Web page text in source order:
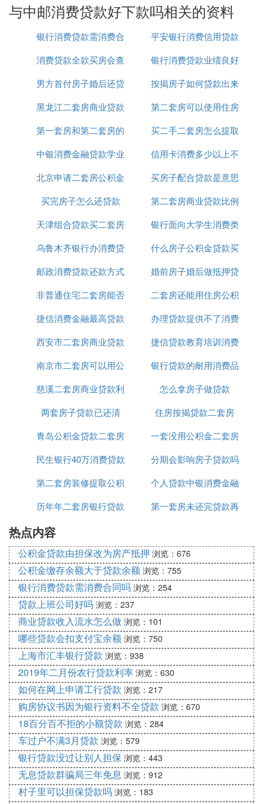
中邮贷款相对较好申请。其申请条件主要如下：
一、申请门槛较低
中邮贷款作为中邮消费金融公司旗下的网贷类贷
更多用户，包括一些资质不太好的申请者或在校
大学生。
二、所需申请资料简单
无需繁琐的资料准备过程。
三、关于中邮消费金融公司与邮政银行的关系
中邮消费金融公司虽由邮政银行进行管理，但并
等7家企业共同合并重建的，具有多元的股权结
构，涵盖国资、外资和民资等多种经济成分，其
四、与信用卡产品的对比
相较于中邮旗下的信用卡产品，网贷类产品的申
请门槛更低，下款几率更高。信用卡的申请审核
率较大。
综上所述，中邮贷款相对较好申请，只需提供简单的
根据自身实际情况合理借贷，避免过度负债。
❸ 中邮消费邮你贷好下款吗 邮你贷上征信
中邮消费邮你贷相对容易下款，且邮你贷上征信。
一、中邮消费邮你贷好下款吗？
申请门槛低：只要申请人年满18周岁，个人信
费金融没有异常记录，且拥有稳定收入2000元
以上，就可以凭借身份证申请。
通过率相对较高：只要提供的个人资料真实、有
效，那么通过审批的难度并不大。因此，从申请
门槛和通过率来看，中邮消费邮你贷相对容易下
款。
二、邮你贷是否上征信？
会上征信：邮你贷是中邮消费金融的网络贷款产
品，而中邮消费金融是由邮储银行成立的，具有
银行背景。因此，邮你贷的贷款记录和逾期记录
都会上报到央行征信系统。
逾期影响征信：一旦邮你贷出现逾期还款，就会
对申请人的央行征信记录产生负面影响，可能影
响到未来的贷款审批和信用卡申请等金融活动。
综上所述，中邮消费邮你贷相对容易下款，但申请人
需要确保提供的资料真实有效。同时，由于邮你贷会
上征信，因此申请人需要谨慎对待还款责任，避免逾
与中邮消费贷款好下款吗相关的资料
银行消费贷款需消费合
同吗
平安银行消费信用贷款
利率
消费贷款全款买房会查
吗
银行消费贷款业绩良好
简报
男方首付房子婚后还贷
款
按揭房子如何贷款出来
黑龙江二套房商业贷款
新政策
第二套房可以使用住房
公积金贷款吗
第一套房和第二套房的
贷款
买二手二套房怎么提取
公积金贷款吗
中银消费金融贷款学业
是不用利息吗
信用卡消费多少以上不
能抵押贷款
北京申请二套房公积金
贷款
买房子配合贷款是意思
买完房子怎么还贷款
第二套房商业贷款比例
天津组合贷款买二套房
首付
银行面向大学生消费类
贷款
乌鲁木齐银行办消费贷
款
什么房子公积金贷款买
房
邮政消费贷款还款方式
婚前房子婚后做抵押贷
款
非普通住宅二套房能否
公积金贷款
二套房还能用住房公积
金贷款
捷信消费金融最高贷款
20万
办理贷款提供不了消费
用途
西安市二套房商业贷款
政策
捷信贷款教育培训消费
凭证怎么弄
南京市二套房可以用公
积金贷款吗
银行贷款的耐用消费品
慈溪二套房商业贷款利
率
怎么拿房子做贷款
两套房子贷款已还清
住房按揭贷款二套房
青岛公积金贷款二套房
首付多少
一套没用公积金二套房
公积金贷款
民生银行40万消费贷款
分期会影响房子贷款吗
第二套房装修提取公积
金贷款吗
个人贷款中银消费金融
有限公司官网
历年年二套房银行贷款
第一套房未还完贷款再
热点内容
公积金贷款由担保改为房产抵押 浏览：676
公积金缴存余额大于贷款余额 浏览：755
银行消费贷款需消费合同吗 浏览：254
贷款上班公司好吗 浏览：237
商业贷款收入流水怎么做 浏览：101
哪些贷款会扣支付宝余额 浏览：750
上海市汇丰银行贷款 浏览：938
2019年二月份农行贷款利率 浏览：630
如何在网上申请工行贷款 浏览：217
购房协议书因为银行资料不全贷款 浏览：670
18百分百不拒的小额贷款 浏览：284
车过户不满3月贷款 浏览：579
银行贷款没过让别人担保 浏览：443
无息贷款群骗局三年免息 浏览：912
村子里可以担保贷款吗 浏览：183